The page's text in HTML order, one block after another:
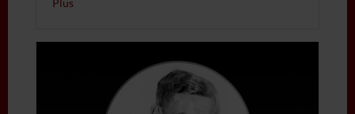
Plus